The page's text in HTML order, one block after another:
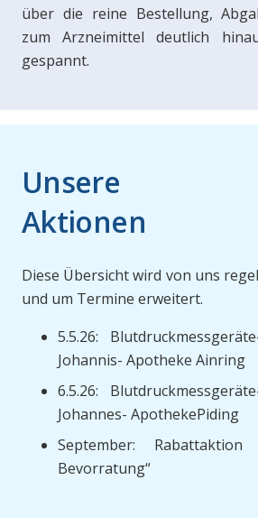
über die reine Bestellung,
zum Arzneimittel deutlich
gespannt.
Unsere
Aktionen
Diese Übersicht wird von uns
und um Termine erweitert.
5.5.26:
Johannis- Apotheke Ainring
6.5.26:
Johannes- ApothekePiding
September: Rabattaktion
Bevorratung“